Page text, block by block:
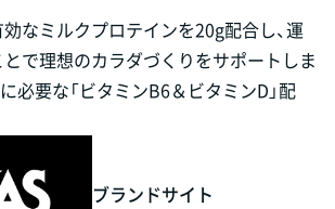
なミルクプロテインを20g配合し、運
で理想のカラダづくりをサポートしま
必要な「ビタミンB6＆ビタミンD」配
ブランドサイト